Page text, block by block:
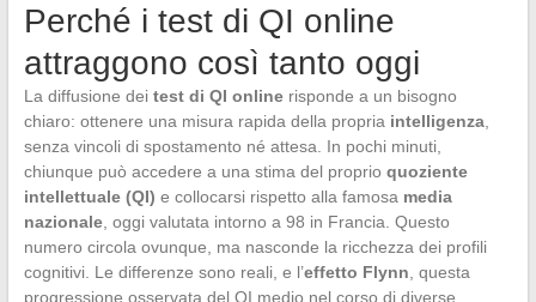
Perché i test di QI online
attraggono così tanto oggi
La diffusione dei test di QI onlinerisponde a un bisogno
chiaro: ottenere una misura rapida della propria intelligenza,
senza vincoli di spostamento né attesa. In pochi minuti,
chiunque può accedere a una stima del proprio quoziente
intellettuale (QI) e collocarsi rispetto alla famosa media
nazionale, oggi valutata intorno a 98 in Francia. Questo
numero circola ovunque, ma nasconde la ricchezza dei profili
cognitivi. Le differenze sono reali, e l’effetto Flynn , questa
progressione osservata del QI medio nel corso di diverse